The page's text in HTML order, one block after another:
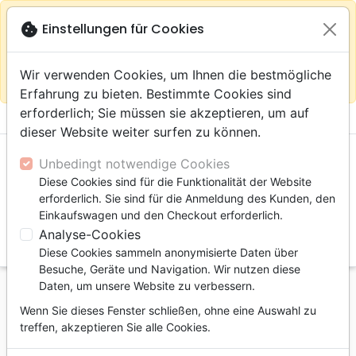
Auf der Webseite Europa bleiben close
warningGemäß
Ihrem
Einkauf im ShopDas Haus der Bibel Schweiz
menu shopping_cart
Suche
Startseite Bibeln
Bibel Standard
Bible Nouvelle Français Courant - couverture rigide
illustrée, sans deutérocanoniques, tranche bleue
cookie Einstellungen für Cookies
Wir verwenden Cookies, um Ihnen die bestmögliche
Erfahrung zu bieten. Bestimmte Cookies sind
erforderlich; Sie müssen sie akzeptieren, um auf
dieser Website weiter surfen zu können.
Unbedingt notwendige Cookies
Diese Cookies sind für die Funktionalität der Website
erforderlich. Sie sind für die Anmeldung des Kunden, den
Einkaufswagen und den Checkout erforderlich.
Analyse-Cookies
Diese Cookies sammeln anonymisierte Daten über
Besuche, Geräte und Navigation. Wir nutzen diese
Daten, um unsere Website zu verbessern.
Wenn Sie dieses Fenster schließen, ohne eine Auswahl zu
treffen, akzeptieren Sie alle Cookies.